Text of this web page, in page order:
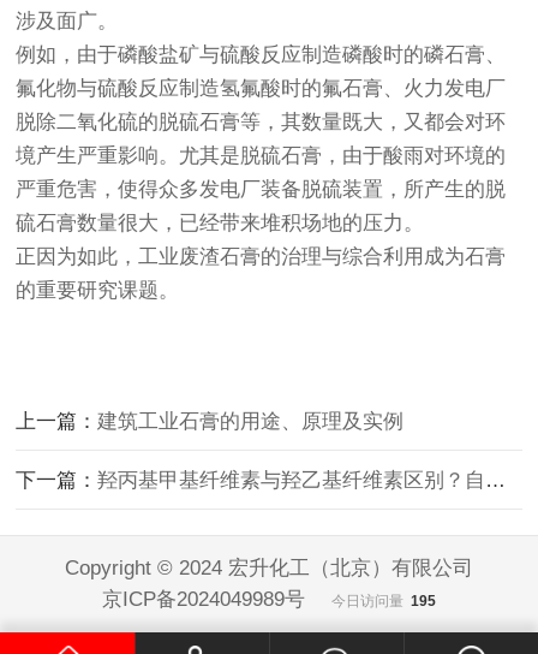
涉及面广。
例如，由于磷酸盐矿与硫酸反应制造磷酸时的磷石膏、
氟化物与硫酸反应制造氢氟酸时的氟石膏、火力发电厂
脱除二氧化硫的脱硫石膏等，其数量既大，又都会对环
境产生严重影响。尤其是脱硫石膏，由于酸雨对环境的
严重危害，使得众多发电厂装备脱硫装置，所产生的脱
硫石膏数量很大，已经带来堆积场地的压力。
正因为如此，工业废渣石膏的治理与综合利用成为石膏
的重要研究课题。
上一篇：建筑工业石膏的用途、原理及实例
下一篇：羟丙基甲基纤维素与羟乙基纤维素区别？自流平用哪种纤维素？
Copyright © 2024 宏升化工（北京）有限公司
京ICP备2024049989号
今日访问量 195